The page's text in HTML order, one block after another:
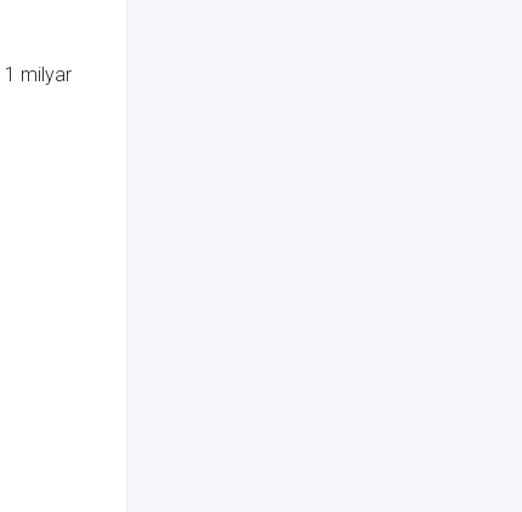
1 milyar